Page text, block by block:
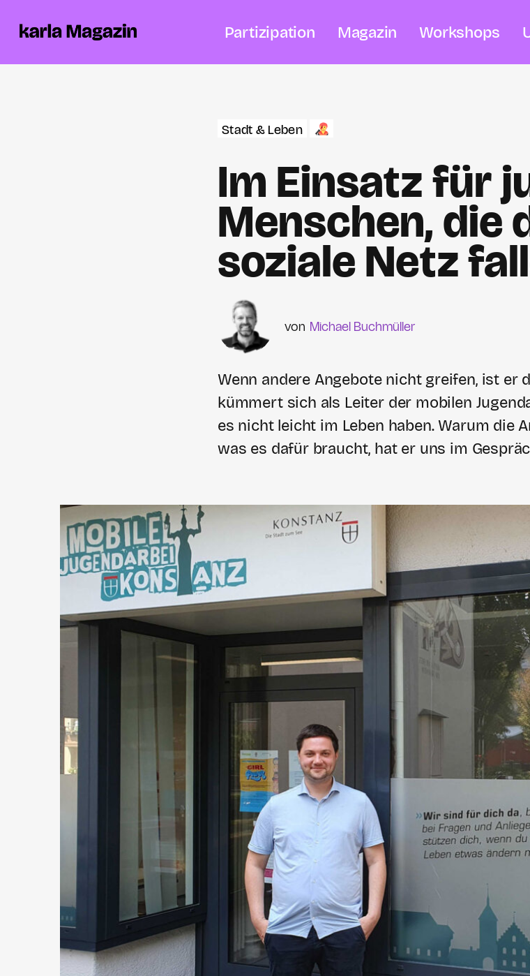
Partizipation Magazin Workshops
Stadt & Leben
Im Einsatz für
Menschen, die
soziale Netz
Michael Buchmüller
Wenn andere Angebote nicht greifen, ist er
kümmert sich als Leiter der mobilen
es nicht leicht im Leben haben. Warum die
was es dafür braucht, hat er uns im